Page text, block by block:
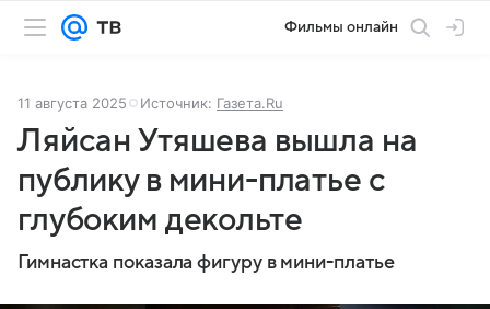
Фильмы онлайн
11 августа 2025 Источник: Газета.Ru
Ляйсан Утяшева вышла на
публику в мини-платье с
глубоким декольте
Гимнастка показала фигуру в мини-платье